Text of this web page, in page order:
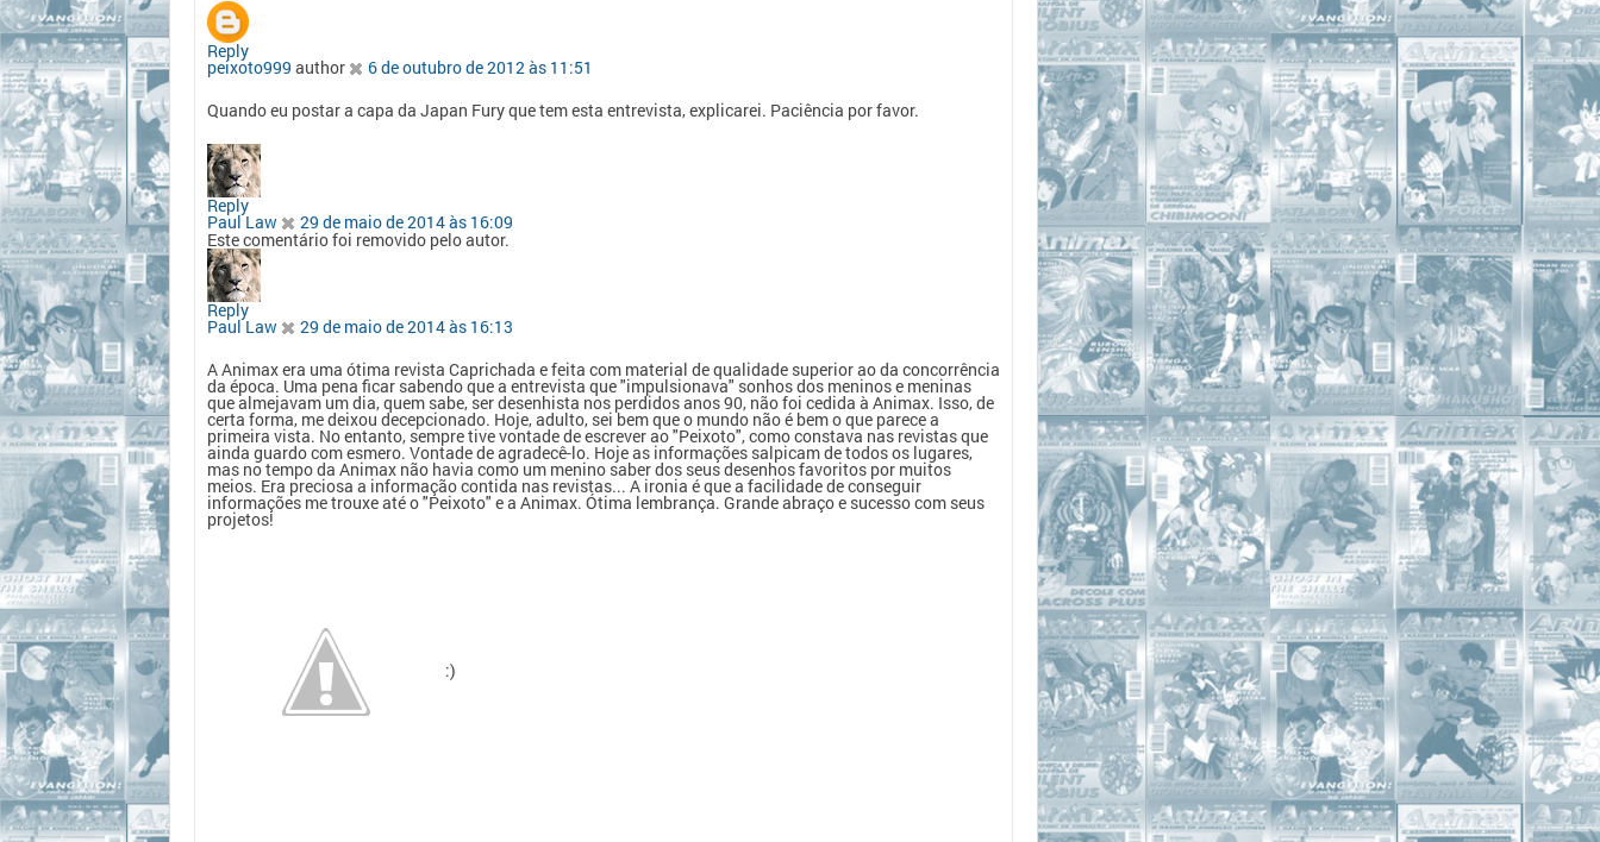
Reply
peixoto999 author
6 de outubro de 2012 às 11:51
Quando eu postar a capa da Japan Fury que tem esta entrevista, explicarei. Paciência por favor.
Reply
Paul Law 29 de maio de 2014 às 16:09
Este comentário foi removido pelo autor.
Reply
Paul Law
29 de maio de 2014 às 16:13
A Animax era uma ótima revista Caprichada e feita com material de qualidade superior ao da concorrência
da época. Uma pena ficar sabendo que a entrevista que "impulsionava" sonhos dos meninos e meninas
que almejavam um dia, quem sabe, ser desenhista nos perdidos anos 90, não foi cedida à Animax. Isso, de
certa forma, me deixou decepcionado. Hoje, adulto, sei bem que o mundo não é bem o que parece a
primeira vista. No entanto, sempre tive vontade de escrever ao "Peixoto", como constava nas revistas que
ainda guardo com esmero. Vontade de agradecê-lo. Hoje as informações salpicam de todos os lugares,
mas no tempo da Animax não havia como um menino saber dos seus desenhos favoritos por muitos
meios. Era preciosa a informação contida nas revistas... A ironia é que a facilidade de conseguir
informações me trouxe até o "Peixoto" e a Animax. Ótima lembrança. Grande abraço e sucesso com seus
projetos!
:)